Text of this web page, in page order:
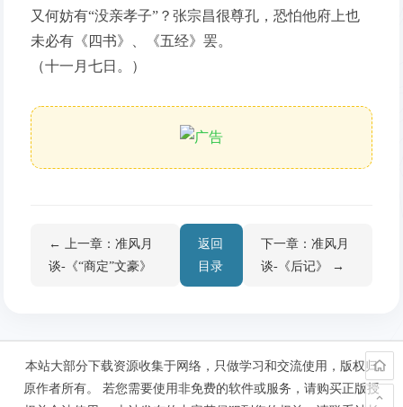
又何妨有“没亲孝子”？张宗昌很尊孔，恐怕他府上也
未必有《四书》、《五经》罢。
（十一月七日。）
← 上一章：准风月
谈-《“商定”文豪》
返回
目录
下一章：准风月
谈-《后记》 →
本站大部分下载资源收集于网络，只做学习和交流使用，版权归
原作者所有。 若您需要使用非免费的软件或服务，请购买正版授